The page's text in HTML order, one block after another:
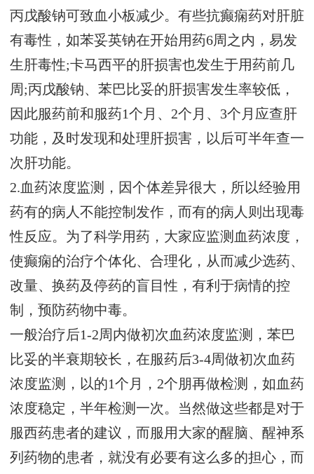
丙戊酸钠可致血小板减少。有些抗癫痫药对肝脏
有毒性，如苯妥英钠在开始用药6周之内，易发
生肝毒性;卡马西平的肝损害也发生于用药前几
周;丙戊酸钠、苯巴比妥的肝损害发生率较低，
因此服药前和服药1个月、2个月、3个月应查肝
功能，及时发现和处理肝损害，以后可半年查一
次肝功能。
2.血药浓度监测，因个体差异很大，所以经验用
药有的病人不能控制发作，而有的病人则出现毒
性反应。为了科学用药，大家应监测血药浓度，
使癫痫的治疗个体化、合理化，从而减少选药、
改量、换药及停药的盲目性，有利于病情的控
制，预防药物中毒。
一般治疗后1-2周内做初次血药浓度监测，苯巴
比妥的半衰期较长，在服药后3-4周做初次血药
浓度监测，以的1个月，2个朋再做检测，如血药
浓度稳定，半年检测一次。当然做这些都是对于
服西药患者的建议，而服用大家的醒脑、醒神系
列药物的患者，就没有必要有这么多的担心，而